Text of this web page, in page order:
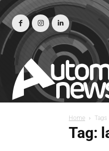
Home Tags
Tag: